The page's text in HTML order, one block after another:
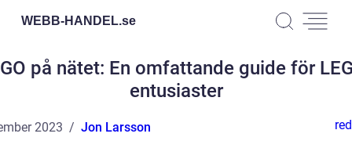
WEBB-HANDEL.se
på nätet: En omfattande guide för
entusiaster
2023 Jon Larsson